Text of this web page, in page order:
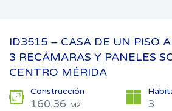
ID3515 – CASA DE UN PISO
3 RECÁMARAS Y PANELES
CENTRO MÉRIDA
Construcción
160.36 M2 3